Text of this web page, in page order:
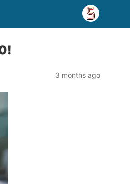
3 months ago